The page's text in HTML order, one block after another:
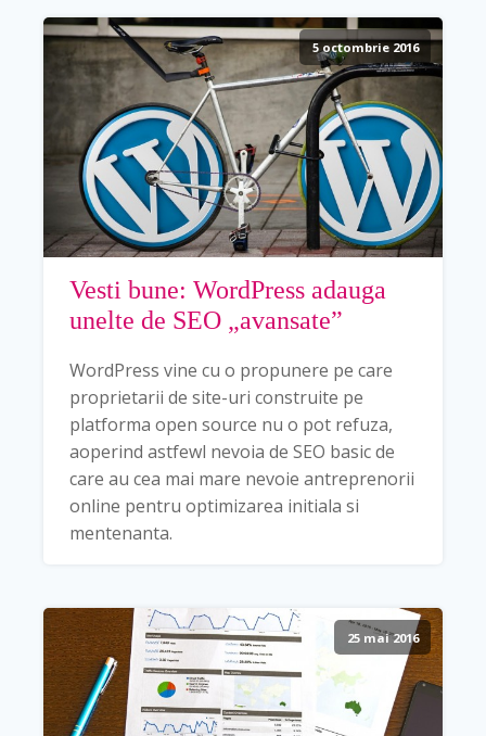
5 octombrie 2016
Vesti bune: WordPress adauga
unelte de SEO „avansate”
WordPress vine cu o propunere pe care
proprietarii de site-uri construite pe
platforma open source nu o pot refuza,
aoperind astfewl nevoia de SEO basic de
care au cea mai mare nevoie antreprenorii
online pentru optimizarea initiala si
mentenanta.
25 mai 2016